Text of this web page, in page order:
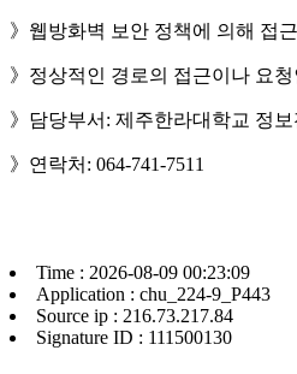
》웹방화벽 보안 정책에 의해 접
》정상적인 경로의 접근이나 요
》담당부서: 제주한라대학교 정보
》연락처: 064-741-7511
Time : 2026-08-09 00:23:09
Application : chu_224-9_P443
Source ip : 216.73.217.84
Signature ID : 111500130